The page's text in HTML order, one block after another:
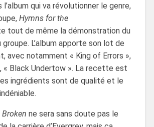
l’album qui va révolutionner le genre,
Hymns for the
tout de même la démonstration du
L’album apporte son lot de
avec notamment « King of Errors »,
« Black Undertow ». La recette est
ingrédients sont de qualité et le
ne sera sans doute pas le